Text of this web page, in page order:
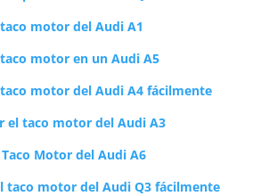
motor del Audi A1
motor en un Audi A5
motor del Audi A4 fácilmente
el taco motor del Audi A3
Motor del Audi A6
taco motor del Audi Q3 fácilmente